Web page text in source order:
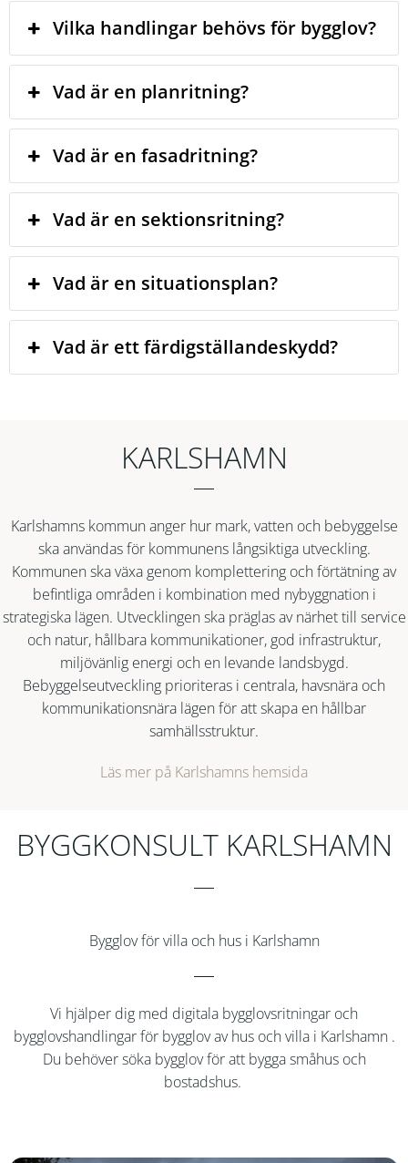
Vilka handlingar behövs för bygglov?
Vad är en planritning?
Vad är en fasadritning?
Vad är en sektionsritning?
Vad är en situationsplan?
Vad är ett färdigställandeskydd?
KARLSHAMN
Karlshamns kommun anger hur mark, vatten och bebyggelse
ska användas för kommunens långsiktiga utveckling.
Kommunen ska växa genom komplettering och förtätning av
befintliga områden i kombination med nybyggnation i
strategiska lägen. Utvecklingen ska präglas av närhet till service
och natur, hållbara kommunikationer, god infrastruktur,
miljövänlig energi och en levande landsbygd.
Bebyggelseutveckling prioriteras i centrala, havsnära och
kommunikationsnära lägen för att skapa en hållbar
samhällsstruktur.
Läs mer på Karlshamns hemsida
BYGGKONSULT KARLSHAMN
Bygglov för villa och hus i Karlshamn
Vi hjälper dig med digitala bygglovsritningar och
bygglovshandlingar för bygglov av hus och villa i Karlshamn .
Du behöver söka bygglov för att bygga småhus och
bostadshus.